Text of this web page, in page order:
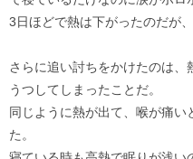
3日ほどで熱は下がったのだが
さらに追い討ちをかけたのは
うつしてしまったことだ。
同じように熱が出て、喉が痛い
た。